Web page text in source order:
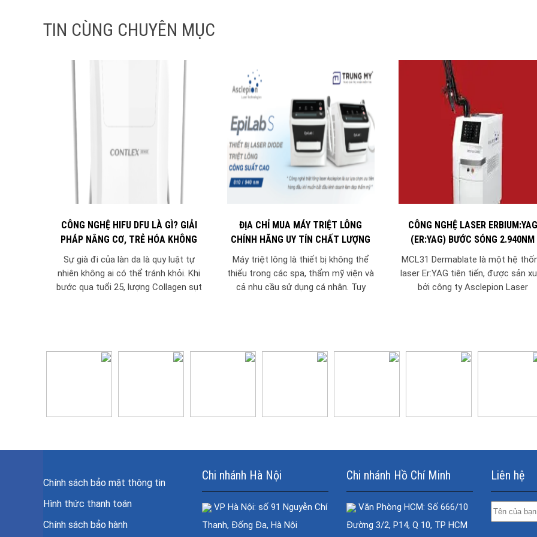
TIN CÙNG CHUYÊN MỤC
CÔNG NGHỆ HIFU DFU LÀ GÌ? GIẢI
PHÁP NÂNG CƠ, TRẺ HÓA KHÔNG
XÂM LẤN
Sự già đi của làn da là quy luật tự
nhiên không ai có thể tránh khỏi. Khi
bước qua tuổi 25, lượng Collagen sụt
ĐỊA CHỈ MUA MÁY TRIỆT LÔNG
CHÍNH HÃNG UY TÍN CHẤT LƯỢNG
Máy triệt lông là thiết bị không thể
thiếu trong các spa, thẩm mỹ viện và
cả nhu cầu sử dụng cá nhân. Tuy
CÔNG NGHỆ LASER ERBIUM:YAG
(ER:YAG) BƯỚC SÓNG 2.940NM
MCL31 DERMABLATE
MCL31 Dermablate là một hệ
laser Er:YAG tiên tiến, được sản
bởi công ty Asclepion Laser
Chính sách bảo mật thông tin
Hình thức thanh toán
Chính sách bảo hành
Chi nhánh Hà Nội
VP Hà Nội: số 91 Nguyễn Chí
Thanh, Đống Đa, Hà Nội
Chi nhánh Hồ Chí Minh
Văn Phòng HCM: Số 666/10
Đường 3/2, P14, Q 10, TP HCM
Liên hệ